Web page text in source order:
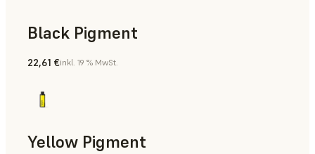
Black Pigment
22,61 €inkl. 19 % MwSt.
Yellow Pigment